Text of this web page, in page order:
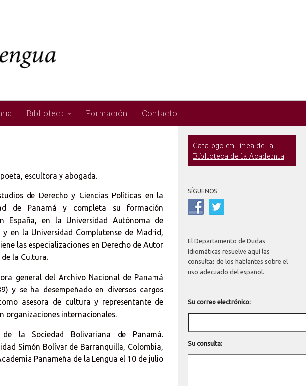
Biblioteca Formación Contacto
escultora y abogada.
de Derecho y Ciencias Políticas en la
de Panamá y completa su formación
España, en la Universidad Autónoma de
y en la Universidad Complutense de Madrid,
las especializaciones en Derecho de Autor
de la Cultura.
general del Archivo Nacional de Panamá
y se ha desempeñado en diversos cargos
asesora de cultura y representante de
organizaciones internacionales.
de la Sociedad Bolivariana de Panamá.
Simón Bolívar de Barranquilla, Colombia,
Panameña de la Lengua el 10 de julio
Catalogo en línea de la
Biblioteca de la Academia
SÍGUENOS
El Departamento de Dudas
Idiomáticas resuelve aquí las
consultas de los hablantes sobre el
uso adecuado del español.
Su correo electrónico:
Su consulta: